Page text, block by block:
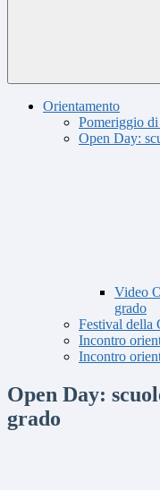
Orientamento
Pomeriggio di
Open Day:
Video
grado
Festival della
Incontro
Incontro
Open Day:
grado